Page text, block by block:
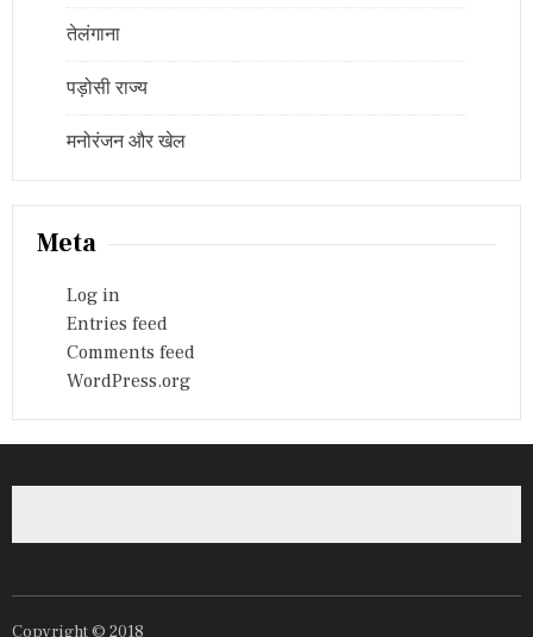
तेलंगाना
पड़ोसी राज्य
मनोरंजन और खेल
Meta
Log in
Entries feed
Comments feed
WordPress.org
Copyright © 2018